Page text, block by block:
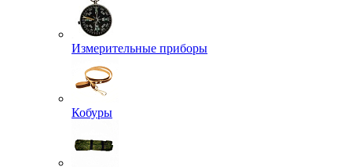
Измерительные приборы
Кобуры